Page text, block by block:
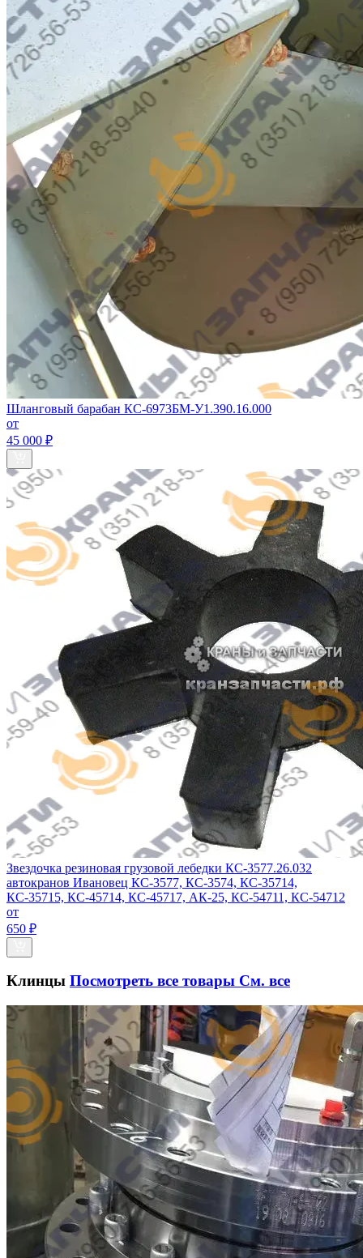
Шланговый барабан КС-6973БМ-У1.390.16.000
от
45 000 ₽
Звездочка резиновая грузовой лебедки КС-3577.26.032
автокранов Ивановец КС-3577, КС-3574, КС-35714,
КС-35715, КС-45714, КС-45717, АК-25, КС-54711, КС-54712
от
650 ₽
Клинцы Посмотреть все товары См. все